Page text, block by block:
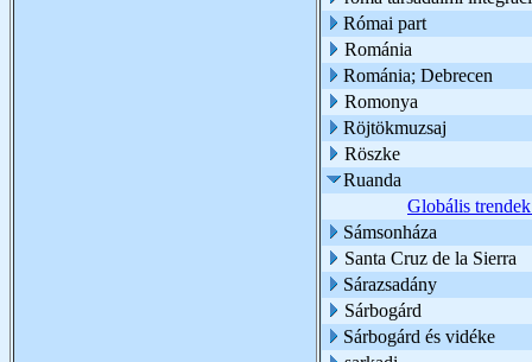
Római part
Románia
Románia; Debrecen
Romonya
Röjtökmuzsaj
Röszke
Ruanda
Globális
Sámsonháza
Santa Cruz de la Sierra
Sárazsadány
Sárbogárd
Sárbogárd és vidéke